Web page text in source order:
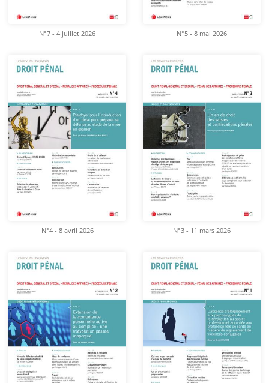
N°7 - 4 juillet 2026 N°5 - 8 mai 2026
N°4 - 8 avril 2026 N°3 - 11 mars 2026